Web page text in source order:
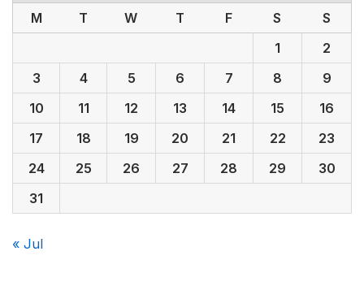
M T W T F S
S
1
2
3
4 5 6 7 8
9
10
11 12 13 14 15
16
17
18 19 20 21 22
23
24
25 26 27 28 29
30
31
« Jul